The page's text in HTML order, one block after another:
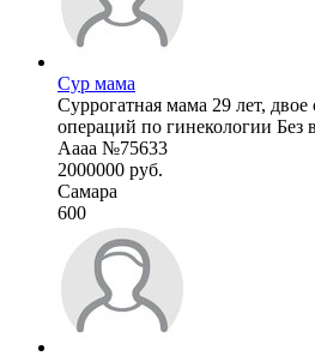
Сур мама
Суррогатная мама 29 лет, двое
операций по гинекологии
Аааа №75633
2000000 руб.
Самара
600